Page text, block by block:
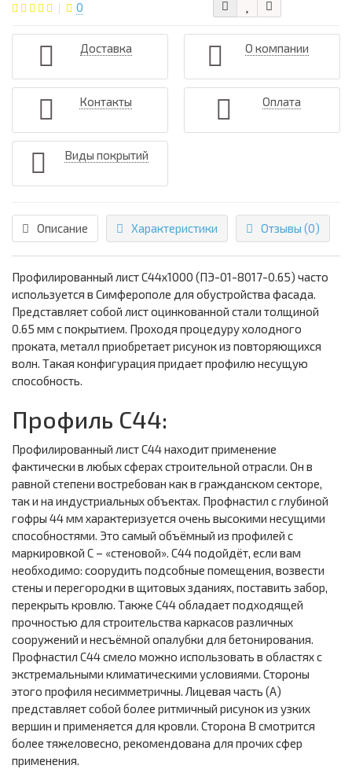
0
Доставка О компании
Контакты Оплата
Виды покрытий
Описание Характеристики Отзывы (0)
Профилированный лист С44х1000 (ПЭ-01-8017-0.65) часто
используется в Симферополе для обустройства фасада.
Представляет собой лист оцинкованной стали толщиной
0.65 мм с покрытием. Проходя процедуру холодного
проката, металл приобретает рисунок из повторяющихся
волн. Такая конфигурация придает профилю несущую
способность.
Профиль С44:
Профилированный лист С44 находит применение
фактически в любых сферах строительной отрасли. Он в
равной степени востребован как в гражданском секторе,
так и на индустриальных объектах. Профнастил с глубиной
гофры 44 мм характеризуется очень высокими несущими
способностями. Это самый объёмный из профилей с
маркировкой С – «стеновой». С44 подойдёт, если вам
необходимо: соорудить подсобные помещения, возвести
стены и перегородки в щитовых зданиях, поставить забор,
перекрыть кровлю. Также С44 обладает подходящей
прочностью для строительства каркасов различных
сооружений и несъёмной опалубки для бетонирования.
Профнастил С44 смело можно использовать в областях с
экстремальными климатическими условиями. Стороны
этого профиля несимметричны. Лицевая часть (А)
представляет собой более ритмичный рисунок из узких
вершин и применяется для кровли. Сторона В смотрится
более тяжеловесно, рекомендована для прочих сфер
применения.